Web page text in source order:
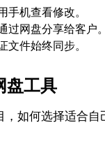
手机查看修改。
过网盘分享给客户。
文件始终同步。
盘工具
如何选择适合自